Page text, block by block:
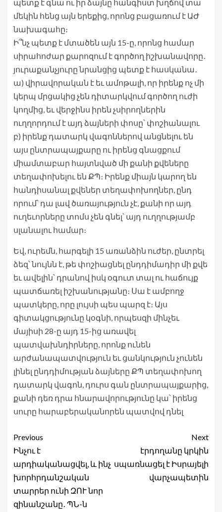
պետք է գնա ու իր ձայնը հանգիստ խղճով տա
մեկին հենց այն երեքից, որոնց բացառում է ԱԺ
նախագահը։
Ի՞նչ պետք է մտածեն այն 15-ը, որոնց համար
սիրահոժար քարոզում է գործող իշխանավորը․
յուրաքանչյուրը նրանցից պետք է հասկանա․
ա) վիրավորական է եւ ամոթալի, որ իրենք ոչ մի
կերպ մրցակից չեն դիտարկվում գործող ուժի
կողմից, եւ վերջինս իրեն չսիրողներին
ուղղորդում է այդ ձայների փոսը՝ փոշիանալու
բ) իրենք դատարկ վագոններով անցնելու են
այս ընտրապայքարը ու իրենց գնացքում
միամտաբար հայտնված մի քանի քվեները
տեղափոխելու են ՔՊ։ Իրենք միայն կարող են
հանդիսանալ քվեներ տեղափոխողներ, ընդ
որում՝ դա լավ ծառայություն չէ, քանի որ այդ
ուղեւորները տոմս չեն գնել՝ այդ ուղղությամբ
սլանալու համար։
Եվ, ուրեմն, հարգելի 15 առանձին ուժեր, ընտրել
ձեզ՝ նույնն է, թե փոշիացնել ընդդիմադիր մի քվե
եւ ավելին՝ դրանով իսկ օգուտ տալ ու հաճույք
պատճառել իշխանությանը։ Սա է ամբողջ
պատկերը, որը լույսի պես պարզ է։ Այս
գիտակցությունը կօգնի, որպեսզի մինչեւ
մայիսի 28-ը այդ 15-ից առավել
պատվախնդիրները, որոնք ունեն
արժանապատվություն եւ ցանկություն չունեն
լինել ընդդիմության ձայները ՔՊ տեղափոխող
դատարկ վագոն, դուրս գան ընտրապայքարից,
քանի դեռ դրա հնարավորությունը կա՝ իրենց
սուրը հարաբերականորեն պատվով դնել
Previous
Ինչու է
արդիականացվել, և ինչ
խորհրդանշական
տարրեր ունի ԶՈՒ նոր
զինանշանը․ ՊՆ-ն
Next
էրդողանը կրկին
սպառնացել է Իսրայելի
վարչապետին